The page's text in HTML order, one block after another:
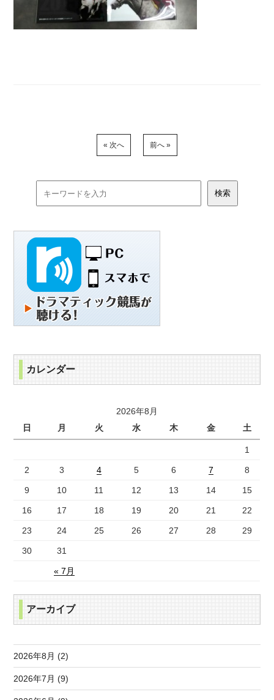
« 次へ 前へ »
カレンダー
2026年8月
日
月 火 水 木 金 土
« 7月
1
2 3 4 5 6 7 8
9 10 11 12 13 14 15
16 17 18 19 20 21 22
23 24 25 26 27 28 29
30 31
アーカイブ
2026年8月 (2)
2026年7月 (9)